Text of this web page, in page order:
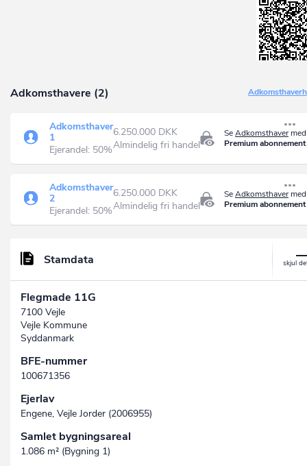
Adkomsthavere (2)
SeAdkomsthaver
Premium abonnement
Adkomsthaver
1
Ejerandel: 50%
6.250.000 DKK
Almindelig fri handel
SeAdkomsthaver
Premium abonnement
Adkomsthaver
2
Ejerandel: 50%
6.250.000 DKK
Almindelig fri handel
Stamdata
Flegmade 11G
7100 Vejle
Vejle Kommune
Syddanmark
BFE-nummer
100671356
Ejerlav
Engene, Vejle Jorder (2006955)
Samlet bygningsareal
1.086 m² (Bygning 1)